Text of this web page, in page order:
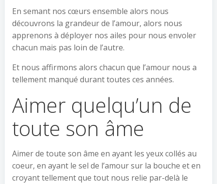
En semant nos cœurs ensemble alors nous
découvrons la grandeur de l’amour, alors nous
apprenons à déployer nos ailes pour nous envoler
chacun mais pas loin de l’autre.
Et nous affirmons alors chacun que l’amour nous a
tellement manqué durant toutes ces années.
Aimer quelqu’un de
toute son âme
Aimer de toute son âme en ayant les yeux collés au
coeur, en ayant le sel de l’amour sur la bouche et en
croyant tellement que tout nous relie par-delà le